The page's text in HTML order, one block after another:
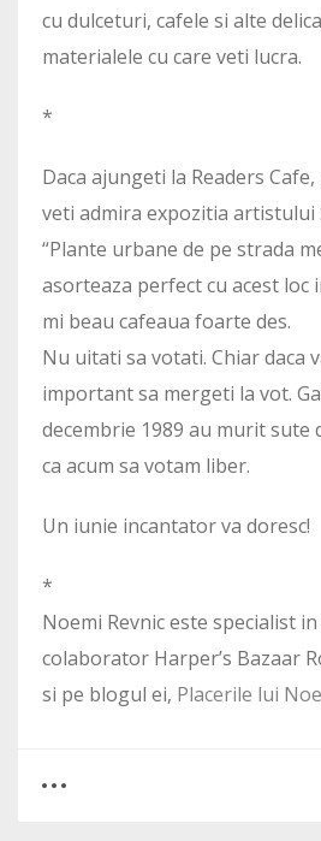
cu dulceturi, cafele si alte
materialele cu care veti lucra.
*
Daca ajungeti la Readers
veti admira expozitia artistului
“Plante urbane de pe strada
asorteaza perfect cu acest loc
mi beau cafeaua foarte des.
Nu uitati sa votati. Chiar daca
important sa mergeti la vot.
decembrie 1989 au murit sute
ca acum sa votam liber.
Un iunie incantator va doresc!
*
Noemi Revnic este specialist
colaborator Harper’s Bazaar
si pe blogul ei, Placerile lui Noe